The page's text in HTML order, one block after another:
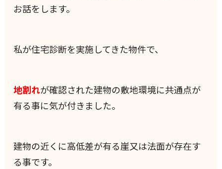
お話をします。
私が住宅診断を実施してきた物件で、
地割れが確認された建物の敷地環境に共通点が
有る事に気が付きました。
建物の近くに高低差が有る崖又は法面が存在す
る事です。